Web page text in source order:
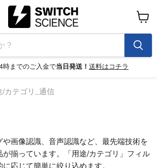
時までのご入金で当日発送！ 送料はコチラ
カ
ー
ト
を
見
/カテゴリ_通信
画像認識、音声認識など、最先端技術を
揃っています。「用途/カテゴリ」フィル